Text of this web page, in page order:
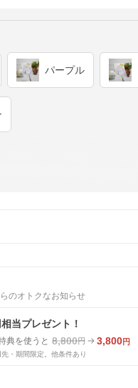
パープル
のオトクなお知らせ
当プレゼント！
典を使うと 8,800円 3,800円
・期間限定。他条件あり